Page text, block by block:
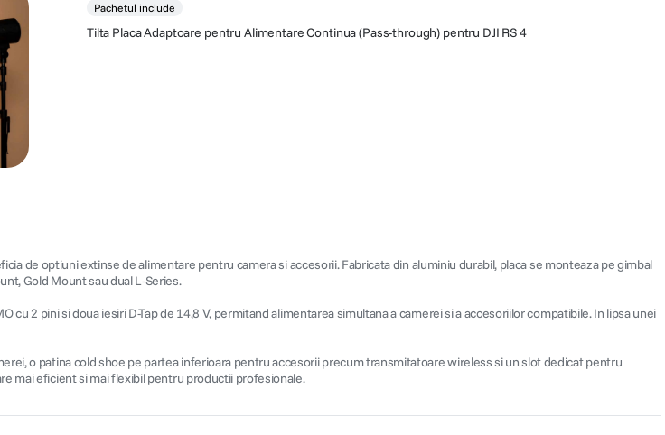
Pachetul include
Tilta Placa Adaptoare pentru Alimentare Continua (Pass-through) pentru DJI RS 4
de optiuni extinse de alimentare pentru camera si accesorii. Fabricata din aluminiu durabil, placa se monteaza pe gimbal
Gold Mount sau dual L-Series.
2 pini si doua iesiri D-Tap de 14,8 V, permitand alimentarea simultana a camerei si a accesoriilor compatibile. In lipsa unei
o patina cold shoe pe partea inferioara pentru accesorii precum transmitatoare wireless si un slot dedicat pentru
mai eficient si mai flexibil pentru productii profesionale.